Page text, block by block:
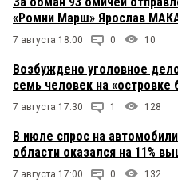
«Ромни Марш» Ярослав
7 августа 18:00 0 10
Возбуждено уголовное
семь человек на «островке
7 августа 17:30 1 128
В июле спрос на
области оказался на 11%
7 августа 17:00 0 132